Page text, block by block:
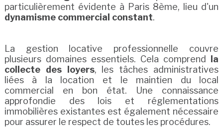
particulièrement évidente à Paris 8ème, lieu d'un
dynamisme commercial constant.
La gestion locative professionnelle couvre
plusieurs domaines essentiels. Cela comprend
la
collecte des loyers, les tâches administratives
liées à la location et le maintien du local
commercial en bon état. Une connaissance
approfondie des lois et réglementations
immobilières existantes est également nécessaire
pour assurer le respect de toutes les procédures.